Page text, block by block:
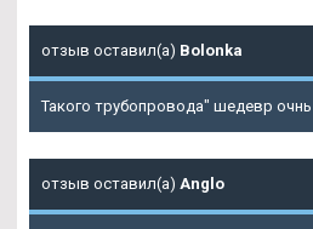
отзыв оставил(а) Bolonka
Такого трубопровода" шедевр
отзыв оставил(а) Anglo